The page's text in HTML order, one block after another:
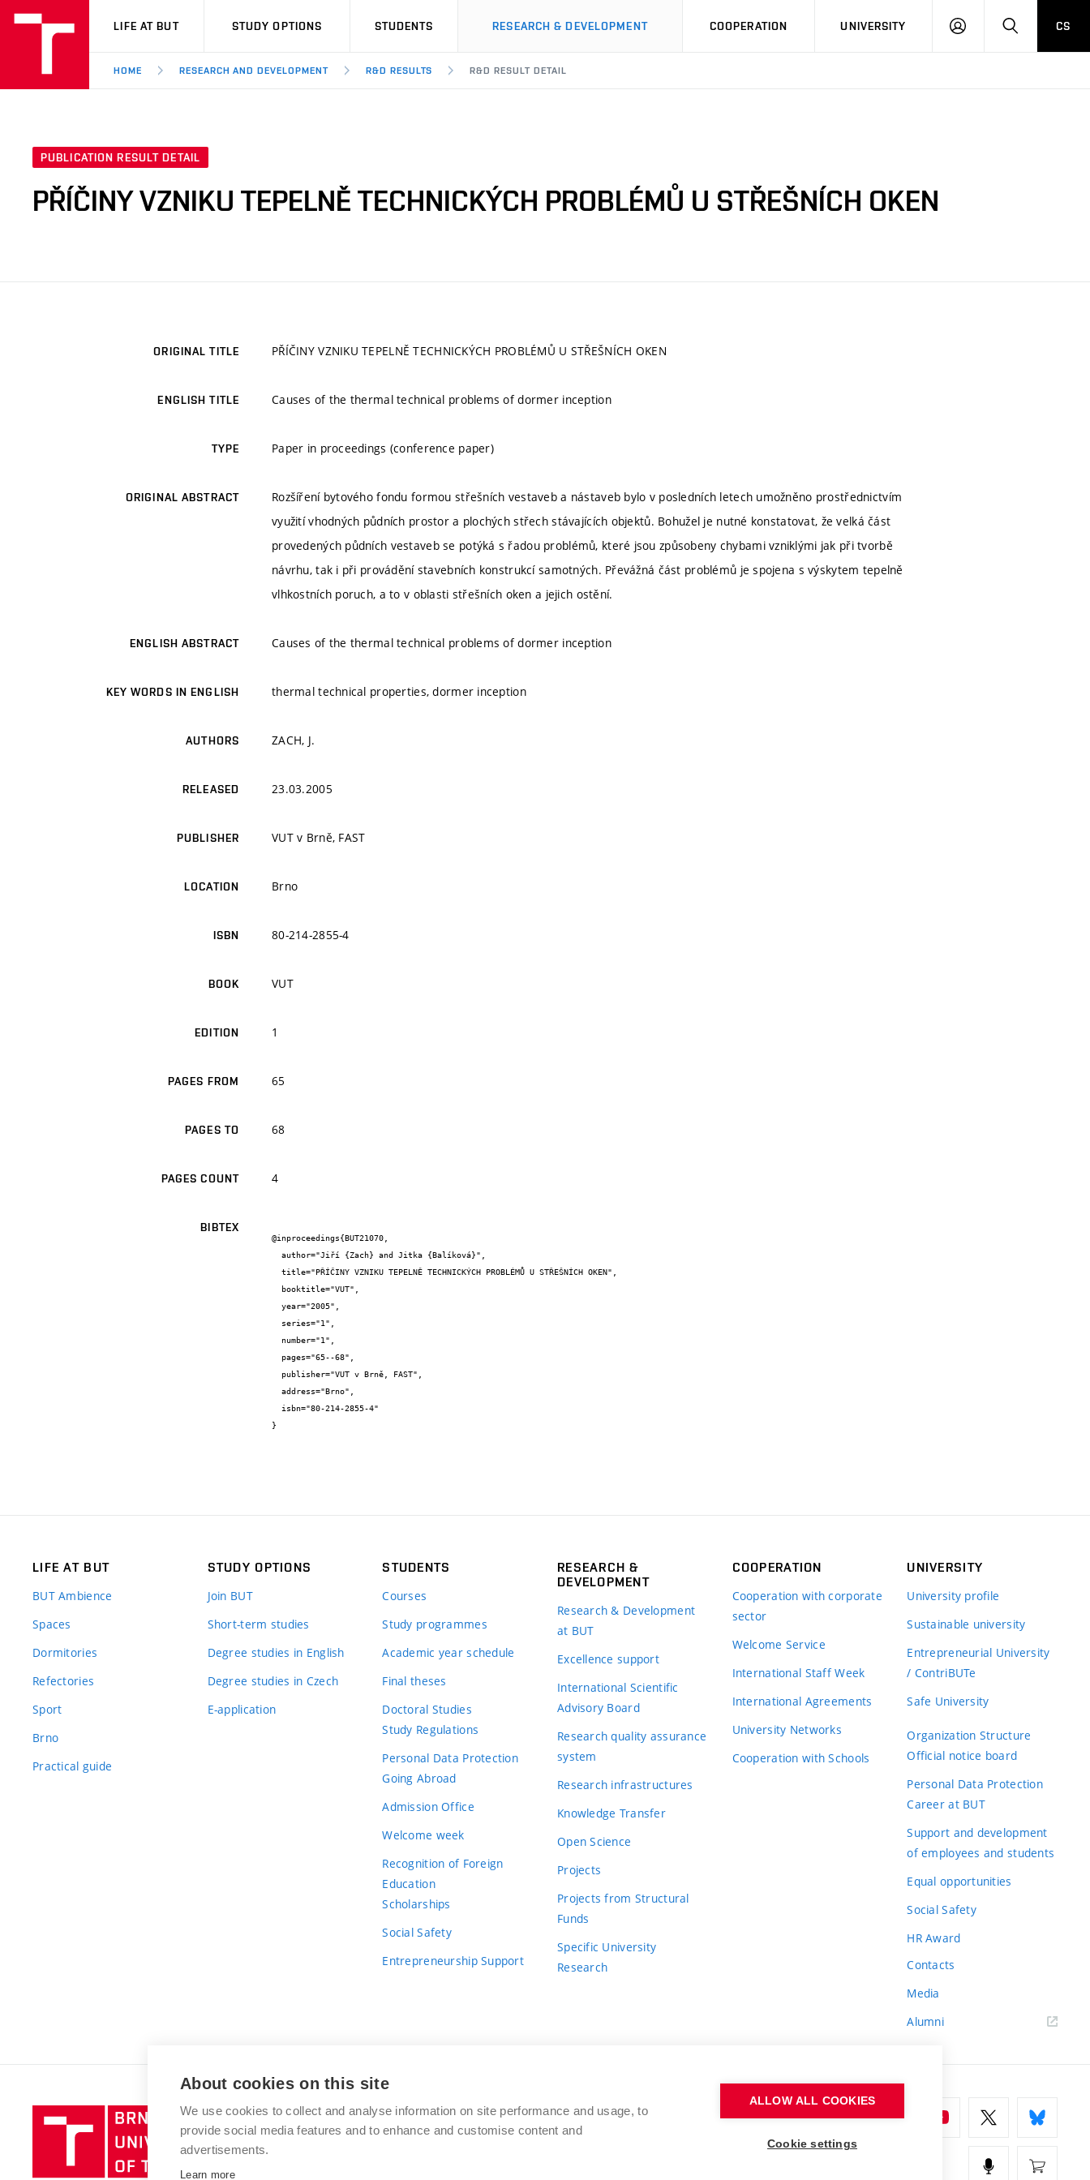
VUT
LIFE AT BUT STUDY OPTIONS STUDENTS RESEARCH & DEVELOPMENT COOPERATION UNIVERSITY
LOG
SEARCHCS
HOME RESEARCH AND DEVELOPMENT R&D RESULTS R&D RESULT DETAIL
PUBLICATION RESULT DETAIL
PŘÍČINY VZNIKU TEPELNĚ TECHNICKÝCH PROBLÉMŮ U STŘEŠNÍCH OKEN
ORIGINAL TITLE PŘÍČINY VZNIKU TEPELNĚ TECHNICKÝCH PROBLÉMŮ U STŘEŠNÍCH OKEN
ENGLISH TITLE Causes of the thermal technical problems of dormer inception
TYPE Paper in proceedings (conference paper)
ORIGINAL ABSTRACT
Rozšíření bytového fondu formou střešních vestaveb a nástaveb bylo v posledních letech umožněno prostřednictvím
využití vhodných půdních prostor a plochých střech stávajících objektů. Bohužel je nutné konstatovat, že velká část
provedených půdních vestaveb se potýká s řadou problémů, které jsou způsobeny chybami vzniklými jak při tvorbě
návrhu, tak i při provádění stavebních konstrukcí samotných. Převážná část problémů je spojena s výskytem tepelně
vlhkostních poruch, a to v oblasti střešních oken a jejich ostění.
ENGLISH ABSTRACT Causes of the thermal technical problems of dormer inception
KEY WORDS IN ENGLISH thermal technical properties, dormer inception
AUTHORS ZACH, J.
RELEASED 23.03.2005
PUBLISHER VUT v Brně, FAST
LOCATION Brno
ISBN 80-214-2855-4
BOOK VUT
EDITION 1
PAGES FROM 65
PAGES TO 68
PAGES COUNT 4
BIBTEX
@inproceedings{BUT21070,
}
LIFE AT BUT
BUT Ambience
Spaces
Dormitories
Refectories
Sport
Brno
Practical guide
STUDY OPTIONS
Join BUT
Short-term studies
Degree studies in English
Degree studies in Czech
E-application
STUDENTS
Courses
Study programmes
Academic year schedule
Final theses
Doctoral Studies
Study Regulations
Personal Data Protection
Going Abroad
Admission Office
Welcome week
Recognition of Foreign
Education
Scholarships
Social Safety
Entrepreneurship Support
RESEARCH &
DEVELOPMENT
Research & Development
at BUT
Excellence support
International Scientific
Advisory Board
Research quality assurance
system
Research infrastructures
Knowledge Transfer
Open Science
Projects
Projects from Structural
Funds
Specific University
Research
COOPERATION
Cooperation with corporate
sector
Welcome Service
International Staff Week
International Agreements
University Networks
Cooperation with Schools
UNIVERSITY
University profile
Sustainable university
Entrepreneurial University
/ ContriBUTe
Safe University
Organization Structure
Official notice board
Personal Data Protection
Career at BUT
Support and development
of employees and students
Equal opportunities
Social Safety
HR Award
Contacts
Media
Alumni
Brno
University
of
BRNO UNIVERSITY OF TECHNOLOGY
Antonínská 548/1
www.vut.cz
About cookies on this site
We use cookies to collect and analyse information on site performance and usage, to
provide social media features and to enhance and customise content and
advertisements.
Learn more
ALLOW ALL COOKIES
Cookie settings